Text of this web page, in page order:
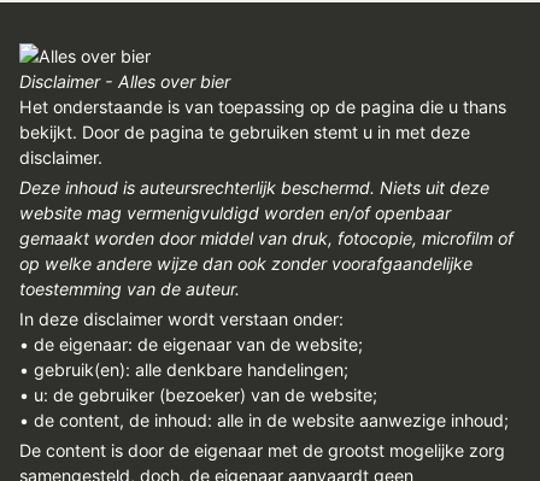
Disclaimer - Alles over bier
Het onderstaande is van toepassing op de pagina die u thans
bekijkt. Door de pagina te gebruiken stemt u in met deze
disclaimer.
Deze inhoud is auteursrechterlijk beschermd. Niets uit deze
website mag vermenigvuldigd worden en/of openbaar
gemaakt worden door middel van druk, fotocopie, microfilm of
op welke andere wijze dan ook zonder voorafgaandelijke
toestemming van de auteur.
In deze disclaimer wordt verstaan onder:
• de eigenaar: de eigenaar van de website;
• gebruik(en): alle denkbare handelingen;
• u: de gebruiker (bezoeker) van de website;
• de content, de inhoud: alle in de website aanwezige inhoud;
De content is door de eigenaar met de grootst mogelijke zorg
samengesteld, doch, de eigenaar aanvaardt geen